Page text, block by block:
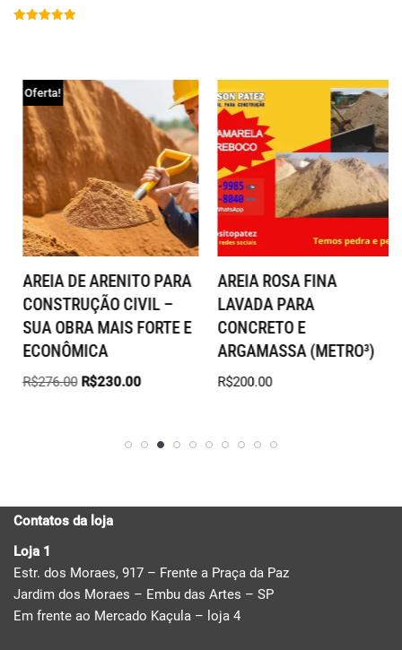
Oferta!
AREIA DE ARENITO PARA
CONSTRUÇÃO CIVIL –
SUA OBRA MAIS FORTE E
ECONÔMICA
R$276.00 R$230.00
AREIA ROSA FINA
LAVADA PARA
CONCRETO E
ARGAMASSA (METRO³)
R$200.00
Contatos da loja
Loja 1
Estr. dos Moraes, 917 – Frente a Praça da Paz
Jardim dos Moraes – Embu das Artes – SP
Em frente ao Mercado Kaçula – loja 4